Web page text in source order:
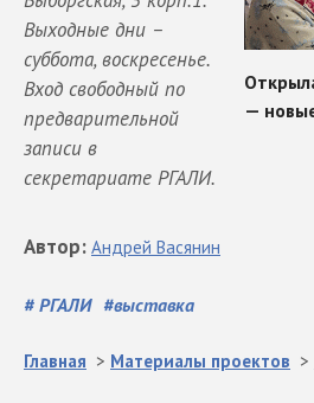
Выходные дни –
суббота, воскресенье.
Вход свободный по
предварительной
записи в
секретариате РГАЛИ.
# РГАЛИ #выставка
Автор: Андрей Васянин
Главная > Материалы проектов >